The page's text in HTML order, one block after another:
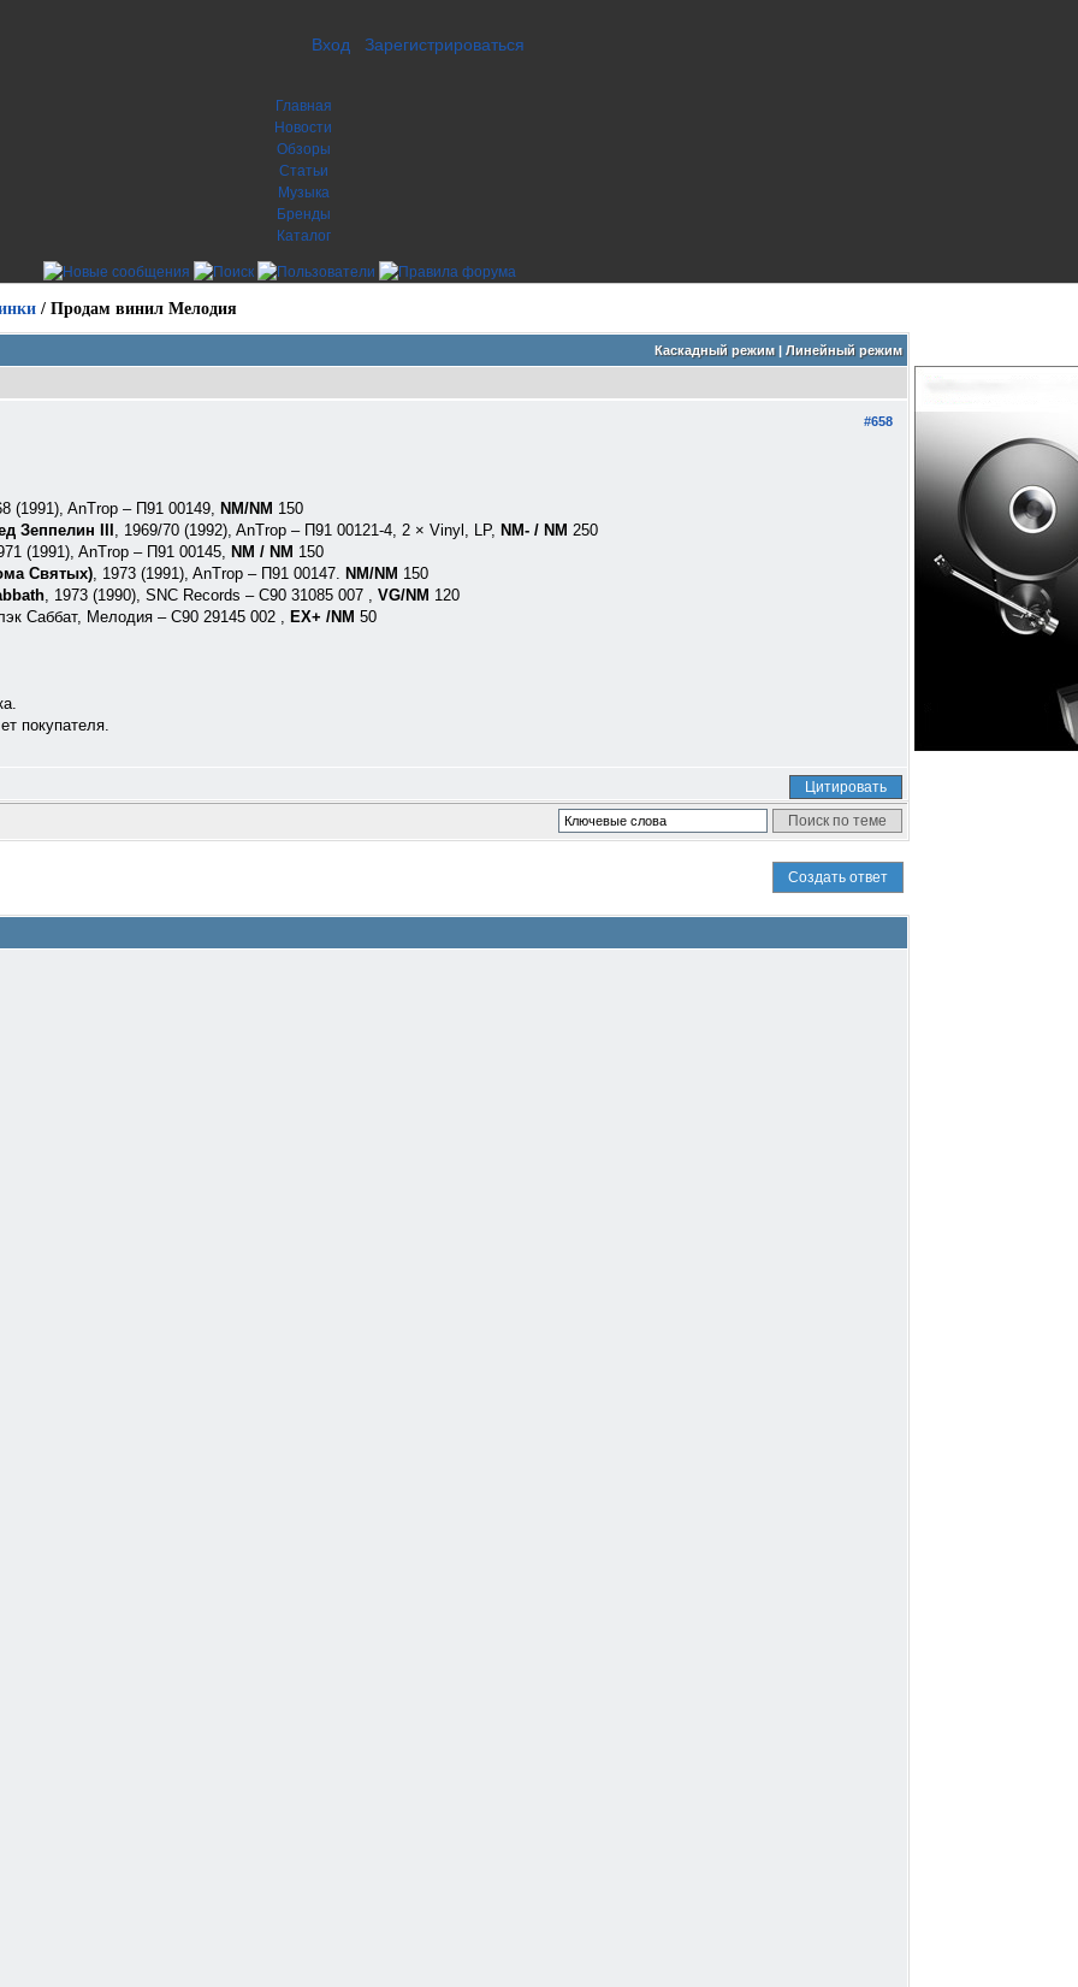
Вход Зарегистрироваться
Главная
Новости
Обзоры
Статьи
Музыка
Бренды
Каталог
/ Продам винил Мелодия
Каскадный режим| Линейный режим
#658
(1991), AnTrop ‎– П91 00149, NM/NM 150
Зеппелин III , 1969/70 (1992), AnTrop ‎– П91 00121-4, 2 × Vinyl, LP, NM- / NM 250
(1991), AnTrop ‎– П91 00145, NM / NM 150
Святых), 1973 (1991), AnTrop ‎– П91 00147. NM/NM 150
, 1973 (1990), SNC Records ‎– C90 31085 007 , VG/NM 120
Саббат, Мелодия ‎– С90 29145 002 , EX+ /NM 50
покупателя.
Цитировать
Создать ответ